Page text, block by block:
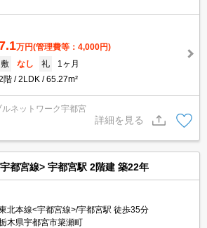
万円(管理費等：4,000円)
敷
なし 礼
1ヶ月
階
2LDK 65.27m²
ネットワーク宇都宮
詳細を見る
都宮線> 宇都宮駅 2階建 築22年
北本線<宇都宮線>/宇都宮駅 徒歩35分
木県宇都宮市簗瀬町